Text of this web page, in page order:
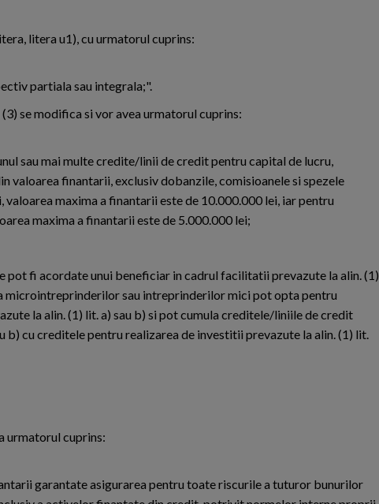
litera u1), cu urmatorul cuprins:
partiala sau integrala;".
se modifica si vor avea urmatorul cuprins:
sau mai multe credite/linii de credit pentru capital de lucru,
valoarea finantarii, exclusiv dobanzile, comisioanele si spezele
maxima a finantarii este de 10.000.000 lei, iar pentru
maxima a finantarii este de 5.000.000 lei;
fi acordate unui beneficiar in cadrul facilitatii prevazute la alin. (1)
microintreprinderilor sau intreprinderilor mici pot opta pentru
la alin. (1) lit. a) sau b) si pot cumula creditele/liniile de credit
cu creditele pentru realizarea de investitii prevazute la alin. (1) lit.
urmatorul cuprins:
garantate asigurarea pentru toate riscurile a tuturor bunurilor